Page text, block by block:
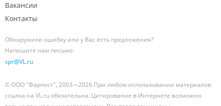
Вакансии
Контакты
Обнаружили ошибку или у Вас есть предложения?
Напишите нам письмо:
spr@VL.ru
© ООО "Фарпост", 2003—2026 При любом использовании материалов
ссылка на VL.ru обязательна. Цитирование в Интернете возможно